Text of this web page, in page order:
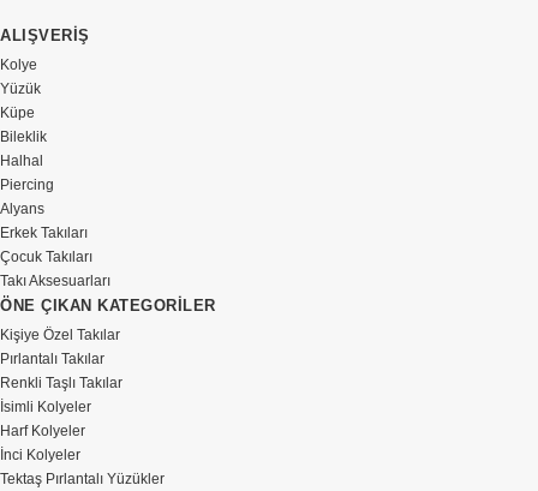
ALIŞVERİŞ
Kolye
Yüzük
Küpe
Bileklik
Halhal
Piercing
Alyans
Erkek Takıları
Çocuk Takıları
Takı Aksesuarları
ÖNE ÇIKAN KATEGORİLER
Kişiye Özel Takılar
Pırlantalı Takılar
Renkli Taşlı Takılar
İsimli Kolyeler
Harf Kolyeler
İnci Kolyeler
Tektaş Pırlantalı Yüzükler